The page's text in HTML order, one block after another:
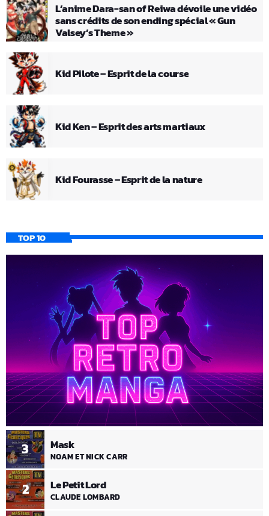
L’anime Dara-san of Reiwa dévoile une vidéo
sans crédits de son ending spécial « Gun
Valsey’s Theme »
Kid Pilote – Esprit de la course
Kid Ken – Esprit des arts martiaux
Kid Fourasse – Esprit de la nature
TOP 10
2 Le Petit Lord
CLAUDE LOMBARD
3 Mask
NOAM ET NICK CARR